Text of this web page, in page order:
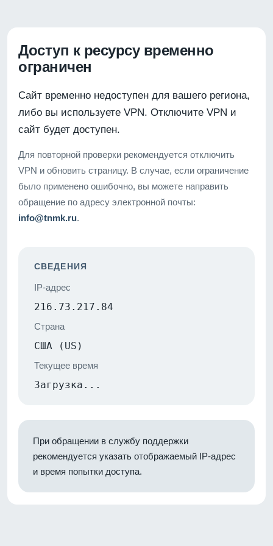
Доступ к ресурсу временно
ограничен
Сайт временно недоступен для вашего региона,
либо вы используете VPN. Отключите VPN и
сайт будет доступен.
Для повторной проверки рекомендуется отключить
VPN и обновить страницу. В случае, если ограничение
было применено ошибочно, вы можете направить
обращение по адресу электронной почты:
info@tnmk.ru.
СВЕДЕНИЯ
IP-адрес
216.73.217.84
Страна
США (US)
Текущее время
Загрузка...
При обращении в службу поддержки
рекомендуется указать отображаемый IP-адрес
и время попытки доступа.